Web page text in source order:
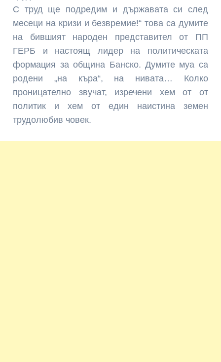
С труд ще подредим и държавата си след
месеци на кризи и безвремие!“ това са думите
на бившият народен представител от ПП
ГЕРБ и настоящ лидер на политическата
формация за община Банско. Думите муа са
родени „на къра“, на нивата… Колко
проницателно звучат, изречени хем от от
политик и хем от един наистина земен
трудолюбив човек.